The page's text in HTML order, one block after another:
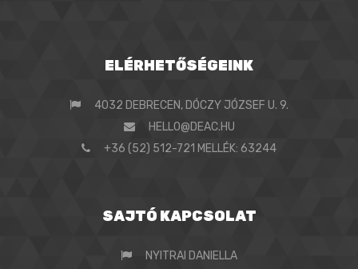
ELÉRHETŐSÉGEINK
4032 DEBRECEN, DÓCZY JÓZSEF U. 9.
HELLO@DEAC.HU
+36 (52) 512-721 MELLÉK: 63244
SAJTÓ KAPCSOLAT
NYITRAI DANIELLA